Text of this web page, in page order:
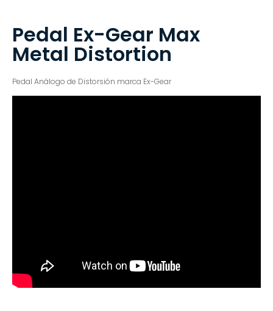
Pedal Ex-Gear Max
Metal Distortion
Pedal Análogo de Distorsión marca Ex-Gear